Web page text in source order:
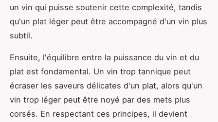
un vin qui puisse soutenir cette complexité, tandis
qu'un plat léger peut être accompagné d'un vin plus
subtil.
Ensuite, l'équilibre entre la puissance du vin et du
plat est fondamental. Un vin trop tannique peut
écraser les saveurs délicates d'un plat, alors qu'un
vin trop léger peut être noyé par des mets plus
corsés. En respectant ces principes, il devient